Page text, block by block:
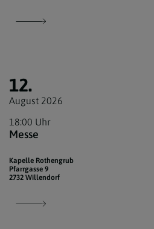
12.
August 2026
18:00 Uhr
Messe
Kapelle Rothengrub
Pfarrgasse 9
2732 Willendorf